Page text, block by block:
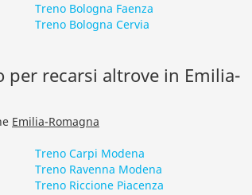
Treno Bologna Faenza
Treno Bologna Cervia
recarsi altrove in Emilia-
Emilia-Romagna
Treno Carpi Modena
Treno Ravenna Modena
Treno Riccione Piacenza